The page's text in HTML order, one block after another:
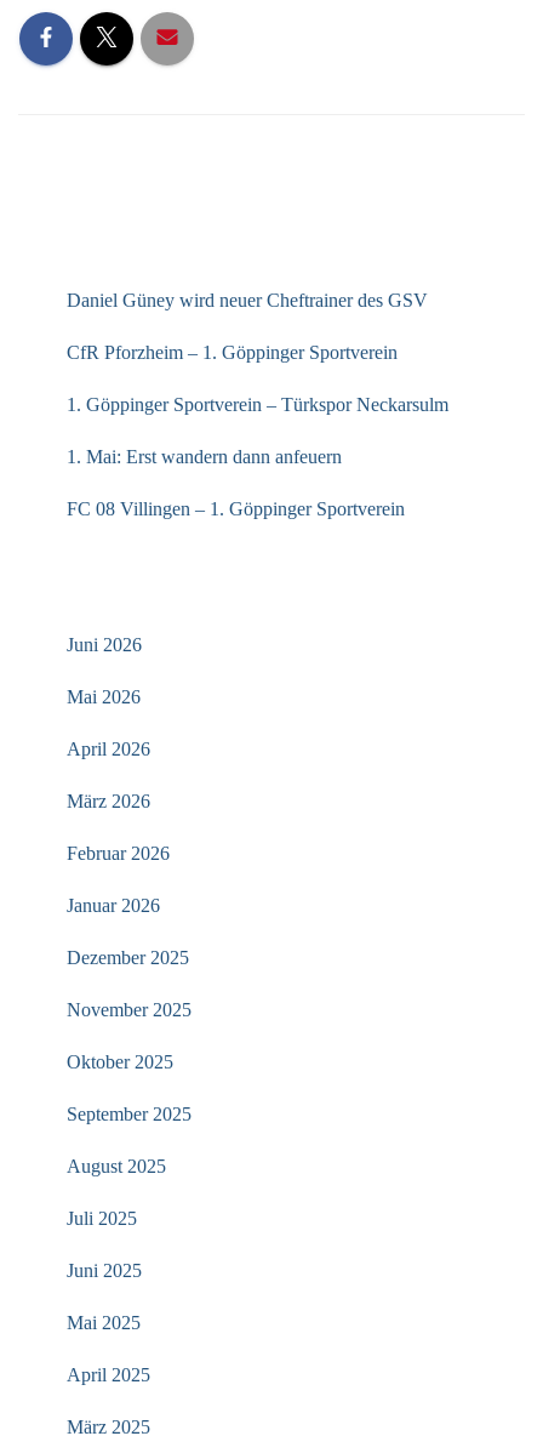
Daniel Güney wird neuer Cheftrainer des GSV
CfR Pforzheim – 1. Göppinger Sportverein
1. Göppinger Sportverein – Türkspor Neckarsulm
1. Mai: Erst wandern dann anfeuern
FC 08 Villingen – 1. Göppinger Sportverein
Juni 2026
Mai 2026
April 2026
März 2026
Februar 2026
Januar 2026
Dezember 2025
November 2025
Oktober 2025
September 2025
August 2025
Juli 2025
Juni 2025
Mai 2025
April 2025
März 2025